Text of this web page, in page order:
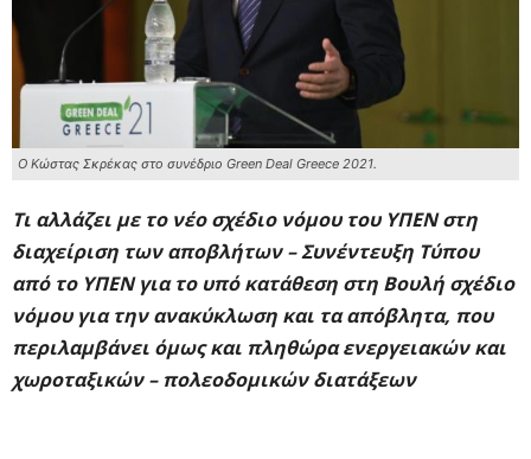
Ο Κώστας Σκρέκας στο συνέδριο Green Deal Greece 2021.
Τι αλλάζει με το νέο σχέδιο νόμου του ΥΠΕΝ στη
διαχείριση των αποβλήτων–Συνέντευξη Τύπου
από το ΥΠΕΝ για το υπό κατάθεση στη Βουλή σχέδιο
νόμου για την ανακύκλωση και τα απόβλητα, που
περιλαμβάνει όμως και πληθώρα ενεργειακών και
χωροταξικών – πολεοδομικών διατάξεων